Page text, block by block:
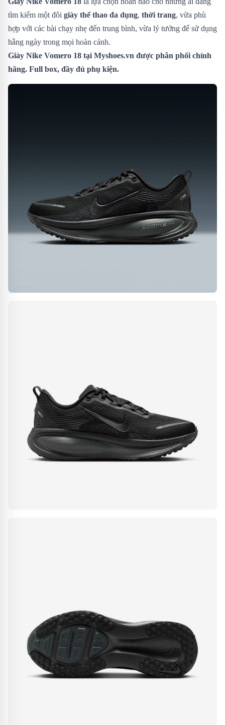
tìm kiếm một đôi giày thể thao đa dụng, thời trang, vừa phù
hợp với các bài chạy nhẹ đến trung bình, vừa lý tưởng để sử dụng
hằng ngày trong mọi hoàn cảnh.
Giày Nike Vomero 18 tại Myshoes.vn được phân phối chính
hãng. Full box, đầy đủ phụ kiện.